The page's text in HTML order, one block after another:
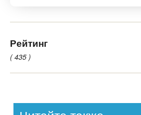
Рейтинг
( 435 )